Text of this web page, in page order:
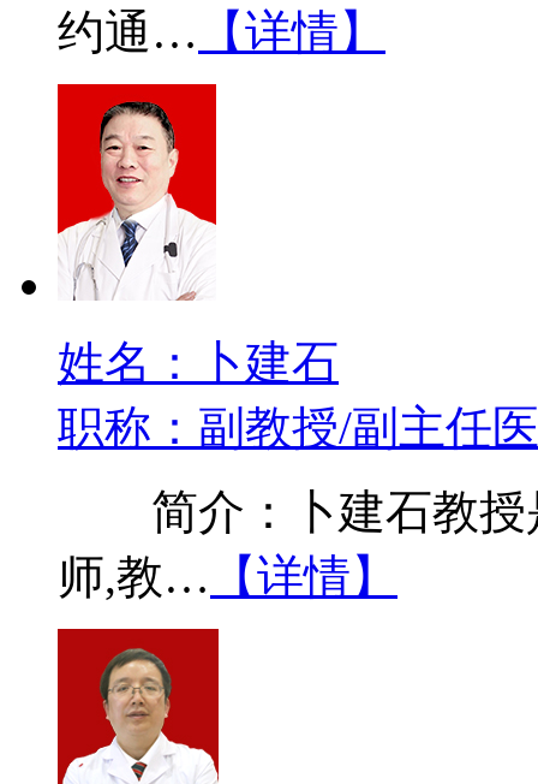
约通… 【详情】
姓名：卜建石
职称：副教授/副主任
简介：卜建石教授
师,教… 【详情】